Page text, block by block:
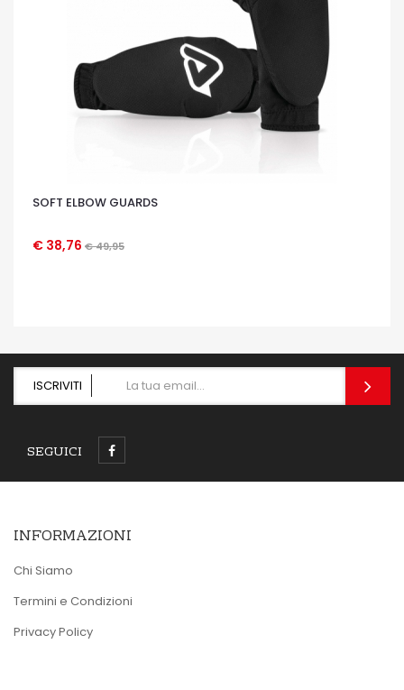
SOFT ELBOW GUARDS
€ 38,76 € 49,95
OCCHIATA VELOCE
ISCRIVITI
SEGUICI
INFORMAZIONI
Chi Siamo
Termini e Condizioni
Privacy Policy